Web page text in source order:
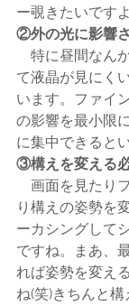
ー覗きたいです
②外の光に影響
特に昼間なん
て液晶が見にく
います。ファイ
の影響を最小限
に集中できると
③構えを変える
画面を見たり
り構えの姿勢を
ーカシングして
ですね。まあ、
れば姿勢を変え
ね(笑)きちんと